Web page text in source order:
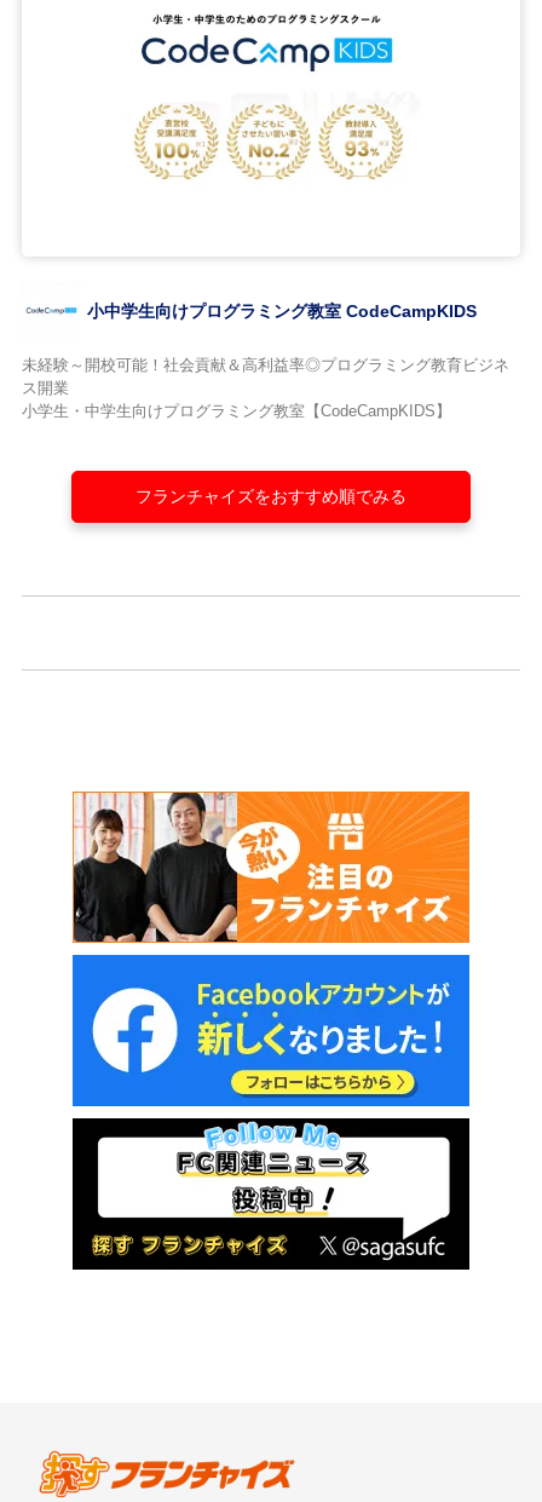
小中学生向けプログラミング教室 CodeCampKIDS
未経験～開校可能！社会貢献＆高利益率◎プログラミング教育ビジネ
ス開業
小学生・中学生向けプログラミング教室【CodeCampKIDS】
フランチャイズをおすすめ順でみる